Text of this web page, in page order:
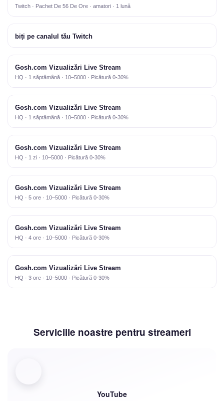
Twitch · Pachet De 56 De Ore · amatori · 1 lună
biți pe canalul tău Twitch
Gosh.com Vizualizări Live Stream
HQ · 1 săptămână · 10–5000 · Picătură 0-30%
Gosh.com Vizualizări Live Stream
HQ · 1 săptămână · 10–5000 · Picătură 0-30%
Gosh.com Vizualizări Live Stream
HQ · 1 zi · 10–5000 · Picătură 0-30%
Gosh.com Vizualizări Live Stream
HQ · 5 ore · 10–5000 · Picătură 0-30%
Gosh.com Vizualizări Live Stream
HQ · 4 ore · 10–5000 · Picătură 0-30%
Gosh.com Vizualizări Live Stream
HQ · 3 ore · 10–5000 · Picătură 0-30%
Serviciile noastre pentru streameri
YouTube